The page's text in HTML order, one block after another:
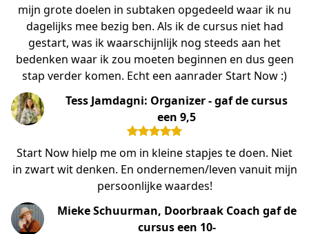
mijn grote doelen in subtaken opgedeeld waar ik nu
dagelijks mee bezig ben. Als ik de cursus niet had
gestart, was ik waarschijnlijk nog steeds aan het
bedenken waar ik zou moeten beginnen en dus geen
stap verder komen. Echt een aanrader Start Now :)
Tess Jamdagni: Organizer - gaf de cursus
een 9,5
Start Now hielp me om in kleine stapjes te doen. Niet
in zwart wit denken. En ondernemen/leven vanuit mijn
persoonlijke waardes!
Mieke Schuurman, Doorbraak Coach gaf de
cursus een 10-